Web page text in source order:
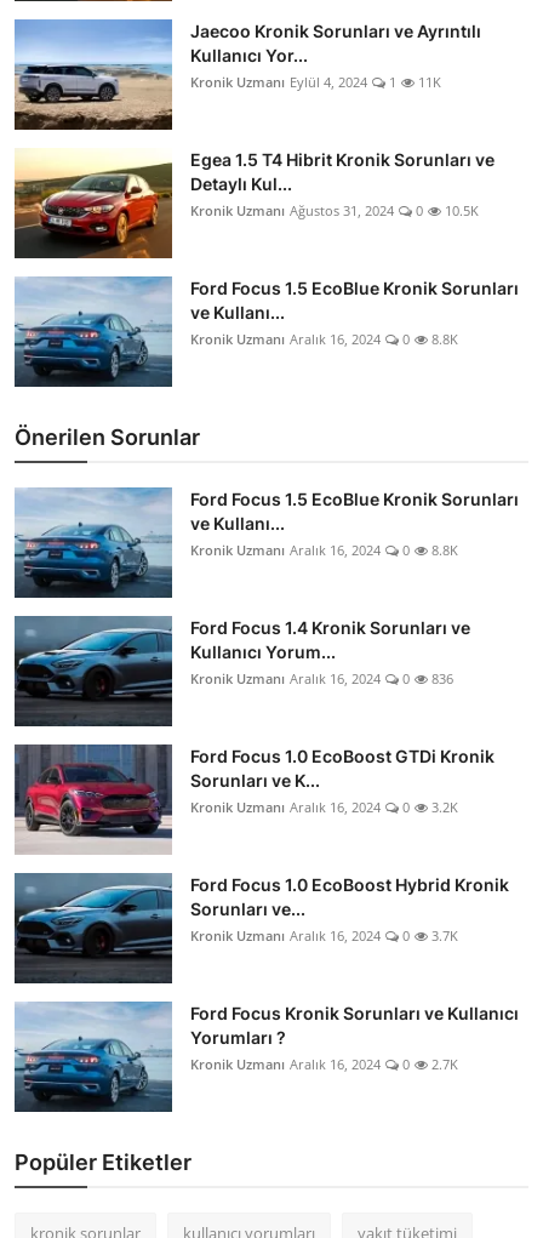
Jaecoo Kronik Sorunları ve Ayrıntılı
Kullanıcı Yor...
Kronik Uzmanı Eylül 4, 2024 1 11K
Egea 1.5 T4 Hibrit Kronik Sorunları ve
Detaylı Kul...
Kronik Uzmanı Ağustos 31, 2024 0 10.5K
Ford Focus 1.5 EcoBlue Kronik Sorunları
ve Kullanı...
Kronik Uzmanı Aralık 16, 2024 0 8.8K
Önerilen Sorunlar
Ford Focus 1.5 EcoBlue Kronik Sorunları
ve Kullanı...
Kronik Uzmanı Aralık 16, 2024 0 8.8K
Ford Focus 1.4 Kronik Sorunları ve
Kullanıcı Yorum...
Kronik Uzmanı Aralık 16, 2024 0 836
Ford Focus 1.0 EcoBoost GTDi Kronik
Sorunları ve K...
Kronik Uzmanı Aralık 16, 2024 0 3.2K
Ford Focus 1.0 EcoBoost Hybrid Kronik
Sorunları ve...
Kronik Uzmanı Aralık 16, 2024 0 3.7K
Ford Focus Kronik Sorunları ve Kullanıcı
Yorumları ?
Kronik Uzmanı Aralık 16, 2024 0 2.7K
Popüler Etiketler
kronik sorunlar kullanıcı yorumları yakıt tüketimi